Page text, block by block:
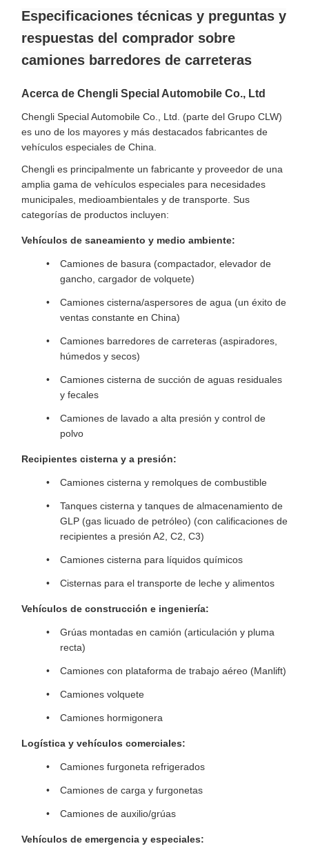
Especificaciones técnicas y preguntas y
respuestas del comprador sobre
camiones barredores de carreteras
Acerca de Chengli Special Automobile Co., Ltd
Chengli Special Automobile Co., Ltd. (parte del Grupo CLW)
es uno de los mayores y más destacados fabricantes de
vehículos especiales de China.
Chengli es principalmente un fabricante y proveedor de una
amplia gama de vehículos especiales para necesidades
municipales, medioambientales y de transporte. Sus
categorías de productos incluyen:
Vehículos de saneamiento y medio ambiente:
Camiones de basura (compactador, elevador de
gancho, cargador de volquete)
Camiones cisterna/aspersores de agua (un éxito de
ventas constante en China)
Camiones barredores de carreteras (aspiradores,
húmedos y secos)
Camiones cisterna de succión de aguas residuales
y fecales
Camiones de lavado a alta presión y control de
polvo
Recipientes cisterna y a presión:
Camiones cisterna y remolques de combustible
Tanques cisterna y tanques de almacenamiento de
GLP (gas licuado de petróleo) (con calificaciones de
recipientes a presión A2, C2, C3)
Camiones cisterna para líquidos químicos
Cisternas para el transporte de leche y alimentos
Vehículos de construcción e ingeniería:
Grúas montadas en camión (articulación y pluma
recta)
Camiones con plataforma de trabajo aéreo (Manlift)
Camiones volquete
Camiones hormigonera
Logística y vehículos comerciales:
Camiones furgoneta refrigerados
Camiones de carga y furgonetas
Camiones de auxilio/grúas
Vehículos de emergencia y especiales: